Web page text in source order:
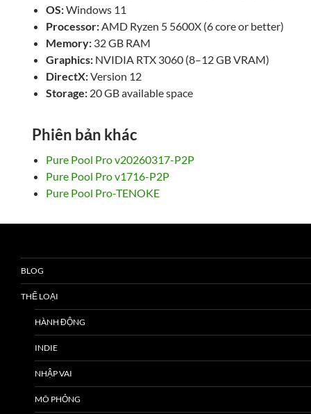
OS:Windows 11
Processor: AMD Ryzen 5 5600X (6 core or better)
Memory: 32 GB RAM
Graphics: NVIDIA RTX 3060 (8–12 GB VRAM)
DirectX:Version 12
Storage: 20 GB available space
Phiên bản khác
Pure Pool Pro v20260317-P2P
Pure Pool Pro v1716-P2P
Pure Pool Pro-TENOKE
BLOG
THỂ LOẠI
HÀNH ĐỘNG
INDIE
NHẬP VAI
MÔ PHỎNG